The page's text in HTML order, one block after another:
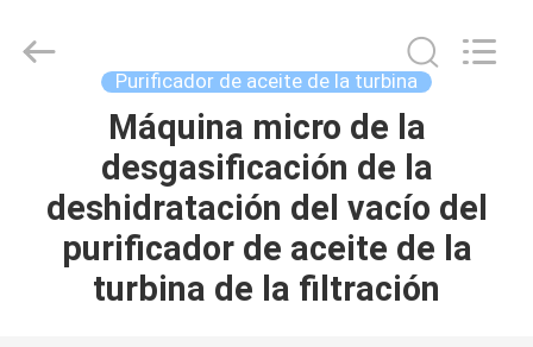
HOGAR
PRODUCTOS
SOBRE
Purifier
Manufacture
Purificador de aceite de la turbina
Máquina micro de la
desgasificación de la
deshidratación del vacío del
purificador de aceite de la
turbina de la filtración